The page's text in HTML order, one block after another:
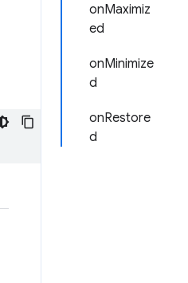
onMaximiz
ed
onMinimize
d
onRestore
d